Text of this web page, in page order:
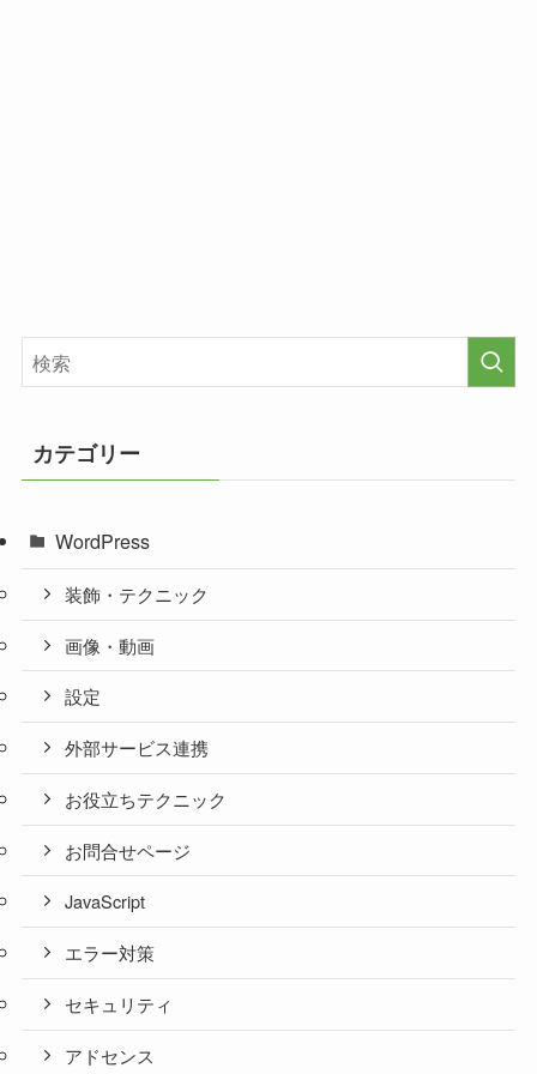
カテゴリー
WordPress
装飾・テクニック
画像・動画
設定
外部サービス連携
お役立ちテクニック
お問合せページ
JavaScript
エラー対策
セキュリティ
アドセンス